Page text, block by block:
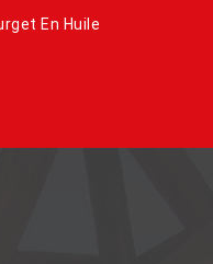
En Huile